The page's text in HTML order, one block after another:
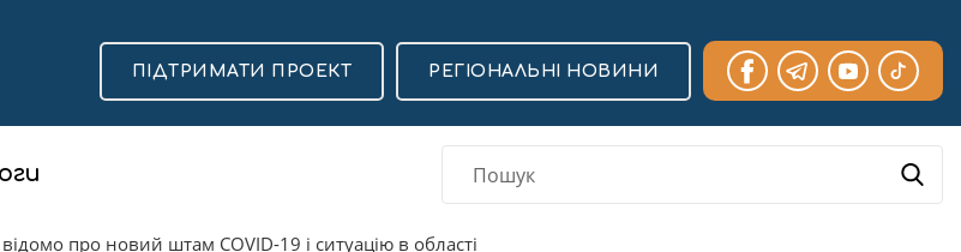
ПІДТРИМАТИ ПРОЕКТ РЕГІОНАЛЬНІ НОВИНИ
про новий штам COVID-19 і ситуацію в області